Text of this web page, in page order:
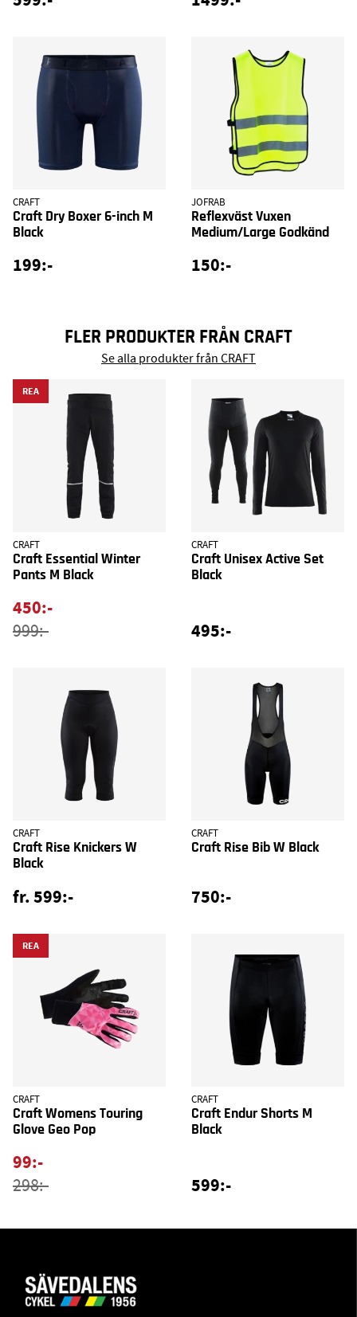
CRAFT
Craft Dry Boxer 6-inch M
Black
199:-
JOFRAB
Reflexväst Vuxen
Medium/Large Godkänd
150:-
FLER PRODUKTER FRÅN CRAFT
Se alla produkter från CRAFT
REA
CRAFT
Craft Essential Winter
Pants M Black
450:-
999:-
CRAFT
Craft Unisex Active Set
Black
495:-
CRAFT
Craft Rise Knickers W
Black
fr. 599:-
CRAFT
Craft Rise Bib W Black
750:-
REA
CRAFT
Craft Womens Touring
Glove Geo Pop
99:-
298:-
CRAFT
Craft Endur Shorts M
Black
599:-